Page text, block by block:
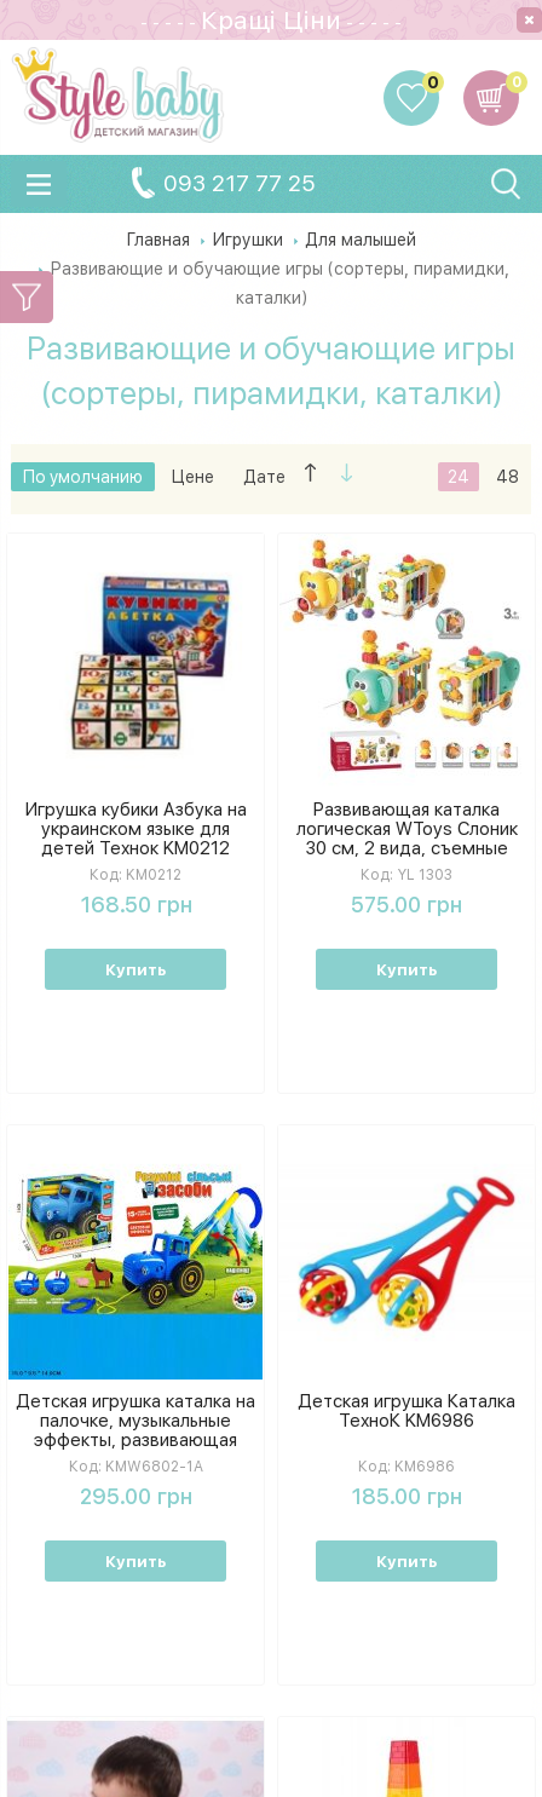
- - - - - Кращi Цiни - - - - -
0
0
093 217 77 25
Главная Игрушки
Для малышей
Развивающие и обучающие игры (сортеры, пирамидки,
каталки)
Развивающие и обучающие игры
(сортеры, пирамидки, каталки)
По умолчанию Цене Дате 24 48
Игрушка кубики Азбука на
украинском языке для
детей Технок KM0212
Код: KM0212
168.50 грн
Купить
Развивающая каталка
логическая WToys Слоник
30 см, 2 вида, съемные
колеса погремушки, спинер,
резиновые ленты,
пронумерованные
Код: YL 1303
575.00 грн
Купить
Детская игрушка каталка на
палочке, музыкальные
эффекты, развивающая
каталочка для малышей, в
коробке
Код: KMW6802-1A
295.00 грн
Купить
Детская игрушка Каталка
ТехноК KM6986
Код: KM6986
185.00 грн
Купить